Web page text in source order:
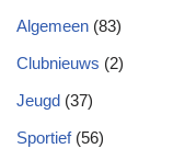
Algemeen (83)
Clubnieuws (2)
Jeugd (37)
Sportief(56)